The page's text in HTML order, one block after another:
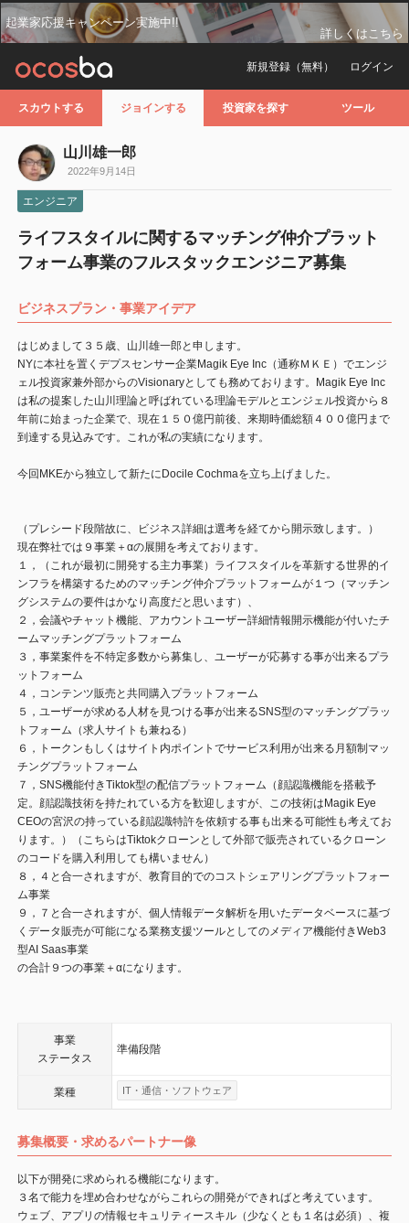
起業家応援キャンペーン実施中!!
詳しくはこちら
ログイン
新規登録（無料）
スカウトする ジョインする 投資家を探す ツール
山川雄一郎
2022年9月14日
エンジニア
ライフスタイルに関するマッチング仲介プラット
フォーム事業のフルスタックエンジニア募集
ビジネスプラン・事業アイデア
はじめまして３５歳、山川雄一郎と申します。
NYに本社を置くデプスセンサー企業Magik Eye Inc（通称ＭＫＥ）でエンジ
ェル投資家兼外部からのVisionaryとしても務めております。Magik Eye Inc
は私の提案した山川理論と呼ばれている理論モデルとエンジェル投資から８
年前に始まった企業で、現在１５０億円前後、来期時価総額４００億円まで
到達する見込みです。これが私の実績になります。
今回MKEから独立して新たにDocile Cochmaを立ち上げました。
（プレシード段階故に、ビジネス詳細は選考を経てから開示致します。）
現在弊社では９事業＋αの展開を考えております。
１，（これが最初に開発する主力事業）ライフスタイルを革新する世界的イ
ンフラを構築するためのマッチング仲介プラットフォームが１つ（マッチン
グシステムの要件はかなり高度だと思います）、
２，会議やチャット機能、アカウントユーザー詳細情報開示機能が付いたチ
ームマッチングプラットフォーム
３，事業案件を不特定多数から募集し、ユーザーが応募する事が出来るプラ
ットフォーム
４，コンテンツ販売と共同購入プラットフォーム
５，ユーザーが求める人材を見つける事が出来るSNS型のマッチングプラッ
トフォーム（求人サイトも兼ねる）
６，トークンもしくはサイト内ポイントでサービス利用が出来る月額制マッ
チングプラットフォーム
７，SNS機能付きTiktok型の配信プラットフォーム（顔認識機能を搭載予
定。顔認識技術を持たれている方を歓迎しますが、この技術はMagik Eye
CEOの宮沢の持っている顔認識特許を依頼する事も出来る可能性も考えてお
ります。）（こちらはTiktokクローンとして外部で販売されているクローン
のコードを購入利用しても構いません）
８，４と合一されますが、教育目的でのコストシェアリングプラットフォー
ム事業
９，７と合一されますが、個人情報データ解析を用いたデータベースに基づ
くデータ販売が可能になる業務支援ツールとしてのメディア機能付きWeb3
型AI Saas事業
の合計９つの事業＋αになります。
事業
ステータス
準備段階
業種 IT・通信・ソフトウェア
募集概要・求めるパートナー像
以下が開発に求められる機能になります。
３名で能力を埋め合わせながらこれらの開発ができればと考えています。
ウェブ、アプリの情報セキュリティースキル（少なくとも１名は必須）、複